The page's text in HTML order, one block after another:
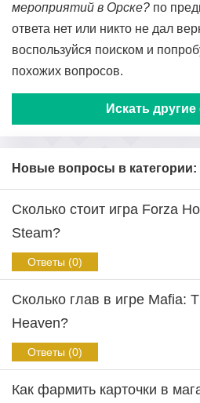
мероприятий в Орске? по
ответа нет или никто не дал
воспользуйся поиском и
похожих вопросов.
Искать
Новые вопросы в
Сколько стоит игра Forza
Steam?
Ответы (0)
Сколько глав в игре Mafia:
Heaven?
Ответы (0)
Как фармить карточки в